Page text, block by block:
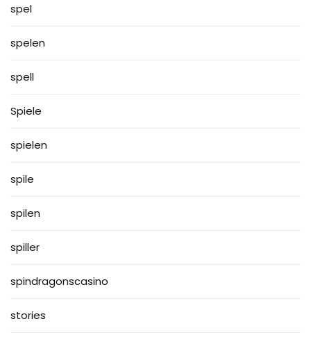
spel
spelen
spell
Spiele
spielen
spile
spilen
spiller
spindragonscasino
stories